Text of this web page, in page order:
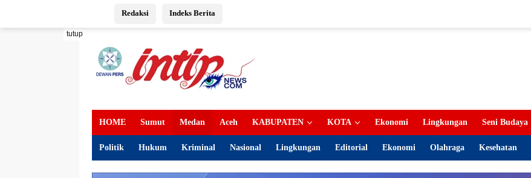
Redaksi Indeks Berita
tutup
HOME Sumut Medan Aceh KABUPATEN KOTA Ekonomi Lingkungan Seni Budaya
Politik Hukum Kriminal Nasional Lingkungan Editorial Ekonomi Olahraga Kesehatan